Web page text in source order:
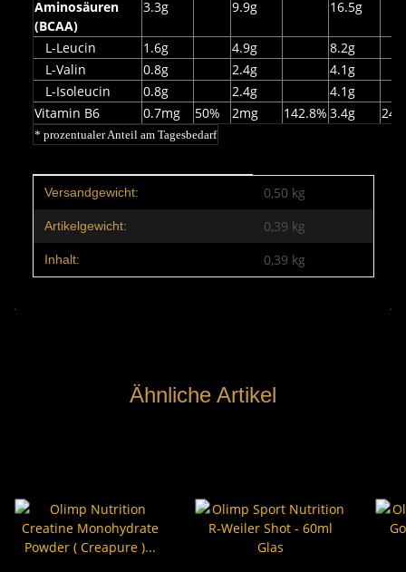
Aminosäuren
(BCAA)
3.3g 9.9g 16.5g
L-Leucin 1.6g 4.9g
8.2g
L-Valin
0.8g 2.4g
4.1g
L-Isoleucin
0.8g 2.4g
4.1g
Vitamin B6
0.7mg 50% 2mg 142.8% 3.4g
* prozentualer Anteil am Tagesbedarf
Produkteigenschaft
Wert
Versandgewicht: 0,50 kg
Artikelgewicht: 0,39 kg
Inhalt: 0,39 kg
Ähnliche Artikel